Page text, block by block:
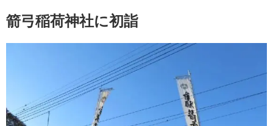
箭弓稲荷神社に初詣